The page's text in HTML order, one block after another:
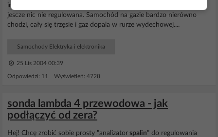
instalacją gazową sekwencyjną która byłą niedawno założona i
jescze nic nie regulowana. Samochód na gazie bardzo nierówno
chodzi, cały się trzęsie i gaz dopala w rurze wydechowej....
Samochody Elektryka i elektronika
25 Lis 2004 00:39
Odpowiedzi: 11 Wyświetleń: 4728
sonda lambda 4 przewodowa - jak
podłączyć od zera?
Hej! Chcę zrobić sobie prosty "analizator spalin" do regulowania